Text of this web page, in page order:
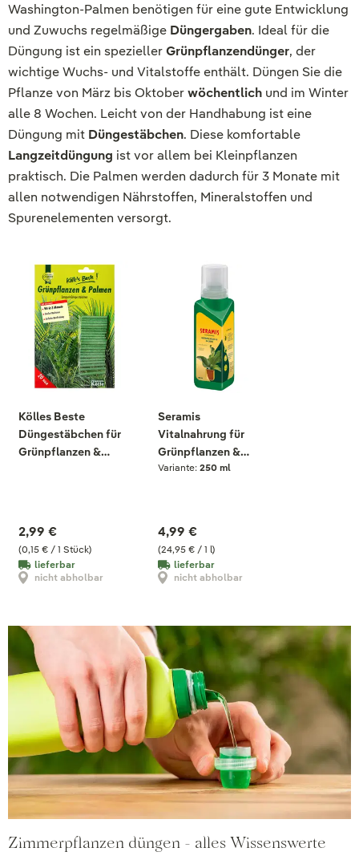
Washington-Palmen benötigen für eine gute Entwicklung
und Zuwuchs regelmäßige Düngergaben. Ideal für die
Düngung ist ein speziellerGrünpflanzendünger, der
wichtige Wuchs- und Vitalstoffe enthält. Düngen Sie die
Pflanze von März bis Oktoberwöchentlich und im Winter
alle 8 Wochen. Leicht von der Handhabung ist eine
Düngung mit Düngestäbchen. Diese komfortable
Langzeitdüngung ist vor allem bei Kleinpflanzen
praktisch. Die Palmen werden dadurch für 3 Monate mit
allen notwendigen Nährstoffen, Mineralstoffen und
Spurenelementen versorgt.
Kölles Beste
Düngestäbchen für
Grünpflanzen &
(0,15 € / 1 Stück)
2,99 €
lieferbar
nicht abholbar
Seramis
Vitalnahrung für
Grünpflanzen &
Palmen, 200 ml
Variante:250 ml
(24,95 € / 1 l)
4,99 €
lieferbar
nicht abholbar
Zimmerpflanzen düngen - alles Wissenswerte